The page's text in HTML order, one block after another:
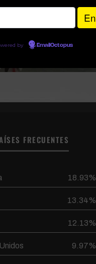
FRECUENTES
18.93%
13.34%
12.13%
9.97%
by EmailOctopus